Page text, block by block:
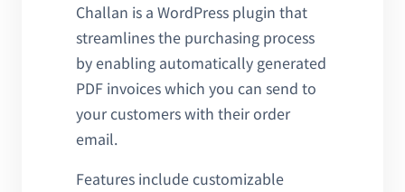
Challan is a WordPress plugin that
streamlines the purchasing process
by enabling automatically generated
PDF invoices which you can send to
your customers with their order
email.
Features include customizable